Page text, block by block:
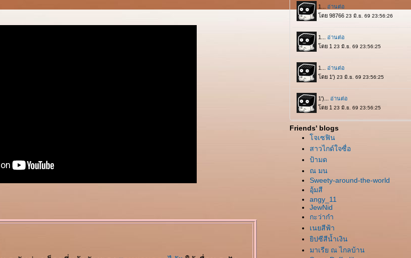
Friends' blogs
จเซฟิน
สาวไกด์ใจซื่อ
ป้ามด
ณ มน
Sweety-around-the-world
อุ้มสี
angy_11
JewNid
กะว่าก๋า
เนยสีฟ้า
ิปซีสีน้ำเงิน
มาเรีย ณ ไกลบ้าน